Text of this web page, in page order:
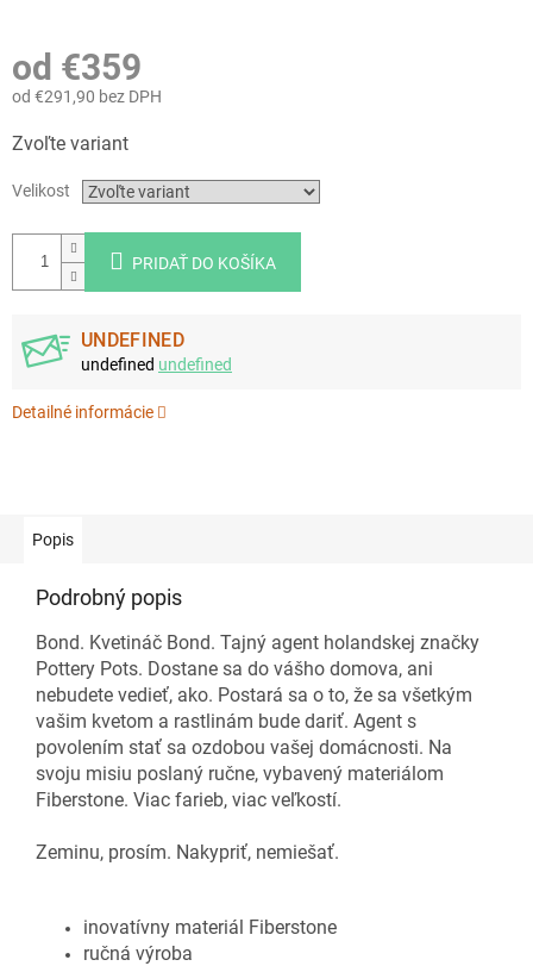
od €359
od €291,90 bez DPH
cena:
Zvoľte variant
Velikost
PRIDAŤ DO KOŠÍKA
UNDEFINED
undefined undefined
Detailné informácie
Popis
Podrobný popis
Bond. Kvetináč Bond. Tajný agent holandskej značky
Pottery Pots. Dostane sa do vášho domova, ani
nebudete vedieť, ako. Postará sa o to, že sa všetkým
vašim kvetom a rastlinám bude dariť. Agent s
povolením stať sa ozdobou vašej domácnosti. Na
svoju misiu poslaný ručne, vybavený materiálom
Fiberstone. Viac farieb, viac veľkostí.
Zeminu, prosím. Nakypriť, nemiešať.
inovatívny materiál Fiberstone
ručná výroba